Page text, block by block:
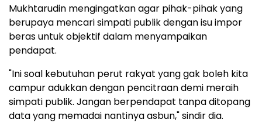
Mukhtarudin mengingatkan agar pihak-pihak yang
berupaya mencari simpati publik dengan isu impor
beras untuk objektif dalam menyampaikan
pendapat.
"Ini soal kebutuhan perut rakyat yang gak boleh kita
campur adukkan dengan pencitraan demi meraih
simpati publik. Jangan berpendapat tanpa ditopang
data yang memadai nantinya asbun," sindir dia.